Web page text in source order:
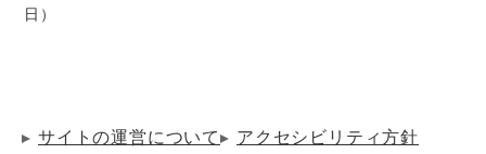
日
サイトの運営について
アクセシビリティ方針